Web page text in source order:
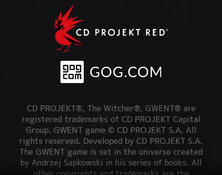
CD PROJEKT®, The Witcher®, GWENT® are
registered trademarks of CD PROJEKT Capital
Group. GWENT game © CD PROJEKT S.A. All
rights reserved. Developed by CD PROJEKT S.A.
The GWENT game is set in the universe created
by Andrzej Sapkowski in his series of books. All